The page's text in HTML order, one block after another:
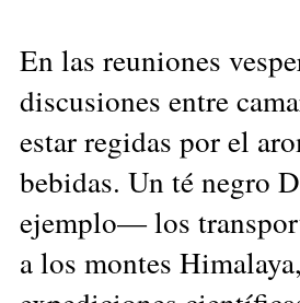
En las reuniones
discusiones entre
estar regidas por el
bebidas. Un té negro
ejemplo— los
a los montes